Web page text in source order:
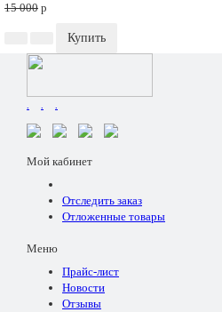
15 000 p
Купить
. . .
Мой кабинет
Отследить заказ
Отложенные товары
Меню
Прайс-лист
Новости
Отзывы